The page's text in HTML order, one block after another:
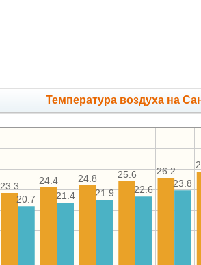
Температура воздуха на
26.2
25.6
24.8
24.4
23.3 23.8
22.6
21.9
21.4
20.7